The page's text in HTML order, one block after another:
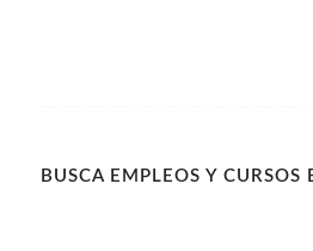
BUSCA EMPLEOS Y